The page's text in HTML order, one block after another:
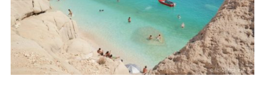
Σπίτι
Παιδικό Δωμάτιο
Deco